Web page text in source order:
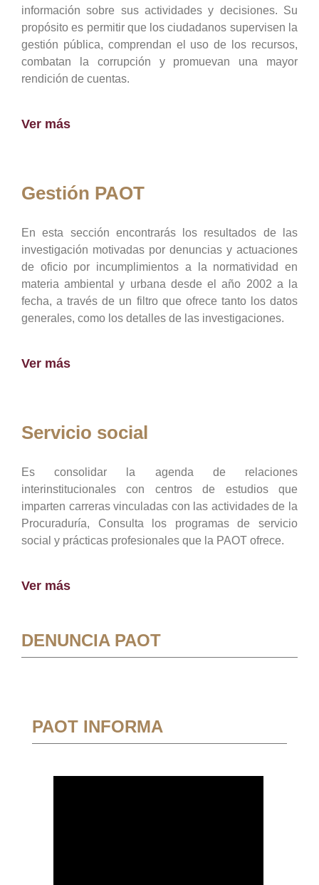
información sobre sus actividades y decisiones. Su
propósito es permitir que los ciudadanos supervisen la
gestión pública, comprendan el uso de los recursos,
combatan la corrupción y promuevan una mayor
rendición de cuentas.
Ver más
Gestión PAOT
En esta sección encontrarás los resultados de las
investigación motivadas por denuncias y actuaciones
de oficio por incumplimientos a la normatividad en
materia ambiental y urbana desde el año 2002 a la
fecha, a través de un filtro que ofrece tanto los datos
generales, como los detalles de las investigaciones.
Ver más
Servicio social
Es consolidar la agenda de relaciones
interinstitucionales con centros de estudios que
imparten carreras vinculadas con las actividades de la
Procuraduría, Consulta los programas de servicio
social y prácticas profesionales que la PAOT ofrece.
Ver más
DENUNCIA PAOT
PAOT INFORMA